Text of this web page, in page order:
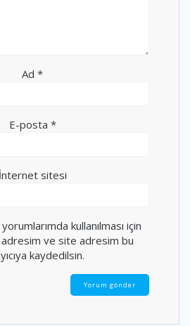
Ad *
E-posta *
İnternet sitesi
kullanılması için
ve site adresim bu
kaydedilsin.